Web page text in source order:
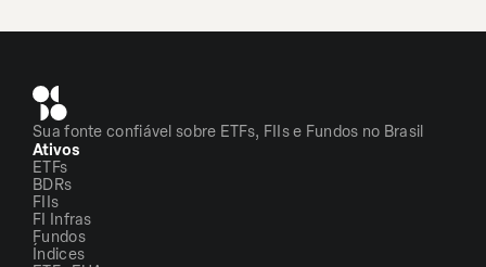
Sua fonte confiável sobre ETFs, FIIs e Fundos no Brasil
Ativos
ETFs
BDRs
FIIs
FI Infras
Fundos
Índices